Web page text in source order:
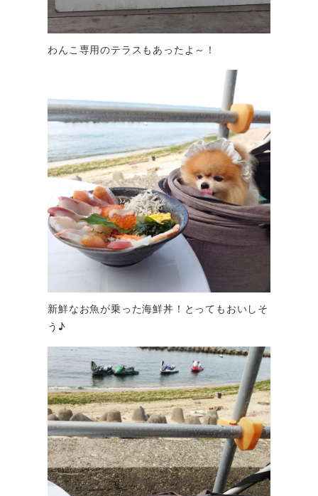
わんこ専用のテラスもあったよ～！
新鮮なお魚が乗った海鮮丼！とってもおいしそ
う♪